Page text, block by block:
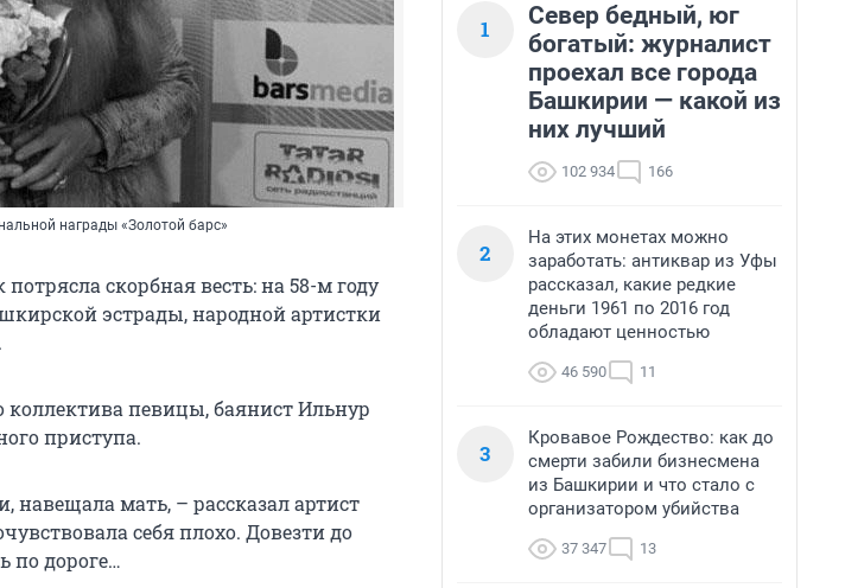
награды «Золотой барс»
скорбная весть: на 58-м году
эстрады, народной артистки
коллектива певицы, баянист Ильнур
приступа.
навещала мать, – рассказал артист
себя плохо. Довезти до
по дороге…
1
Север бедный, юг
богатый: журналист
проехал все города
Башкирии — какой из
них лучший
102 934 166
2
На этих монетах можно
заработать: антиквар из Уфы
рассказал, какие редкие
деньги 1961 по 2016 год
обладают ценностью
46 590 11
3
Кровавое Рождество: как до
смерти забили бизнесмена
из Башкирии и что стало с
организатором убийства
37 347 13